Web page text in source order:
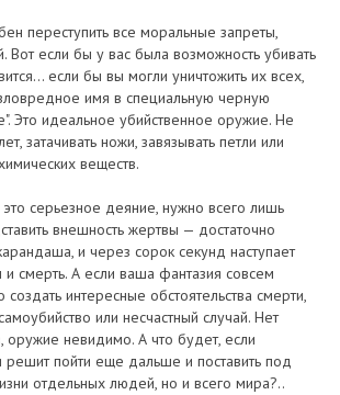
переступить все моральные запреты,
Вот если бы у вас была возможность убивать
если бы вы могли уничтожить их всех,
имя в специальную черную
Это идеальное убийственное оружие. Не
затачивать ножи, завязывать петли или
веществ.
серьезное деяние, нужно всего лишь
внешность жертвы — достаточно
и через сорок секунд наступает
смерть. А если ваша фантазия совсем
интересные обстоятельства смерти,
или несчастный случай. Нет
оружие невидимо. А что будет, если
решит пойти еще дальше и поставить под
отдельных людей, но и всего мира?..